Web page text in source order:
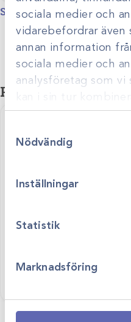
sociala medier och
vidarebefordrar även
annan information
sociala medier och
analysföretag som vi
kan i sin tur
annan information
eller som de har
deras tjänster.
Nödvändig
Inställningar
Statistik
Marknadsföring
Specifikationer
Produktgrupp
Relaterade
Blodgasspruta 1ml